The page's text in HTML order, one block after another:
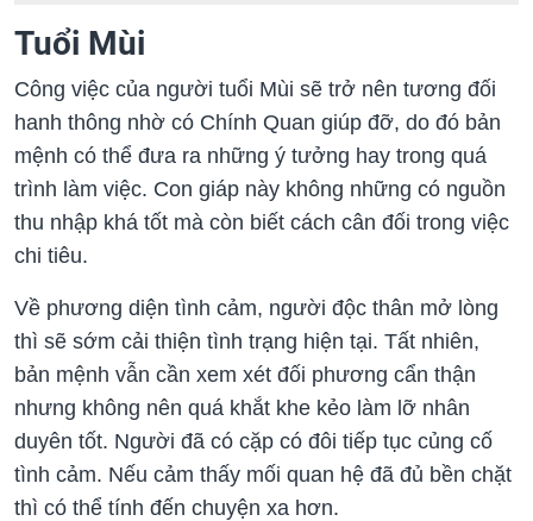
Tuổi Mùi
Công việc của người tuổi Mùi sẽ trở nên tương đối
hanh thông nhờ có Chính Quan giúp đỡ, do đó bản
mệnh có thể đưa ra những ý tưởng hay trong quá
trình làm việc. Con giáp này không những có nguồn
thu nhập khá tốt mà còn biết cách cân đối trong việc
chi tiêu.
Về phương diện tình cảm, người độc thân mở lòng
thì sẽ sớm cải thiện tình trạng hiện tại. Tất nhiên,
bản mệnh vẫn cần xem xét đối phương cẩn thận
nhưng không nên quá khắt khe kẻo làm lỡ nhân
duyên tốt. Người đã có cặp có đôi tiếp tục củng cố
tình cảm. Nếu cảm thấy mối quan hệ đã đủ bền chặt
thì có thể tính đến chuyện xa hơn.